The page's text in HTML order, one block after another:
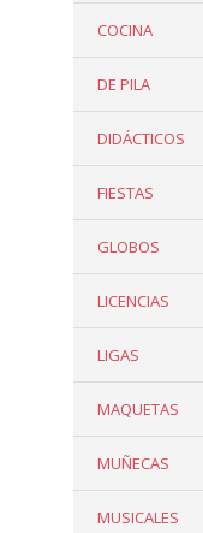
COCINA
DE PILA
DIDÁCTICOS
FIESTAS
GLOBOS
LICENCIAS
LIGAS
MAQUETAS
MUÑECAS
MUSICALES